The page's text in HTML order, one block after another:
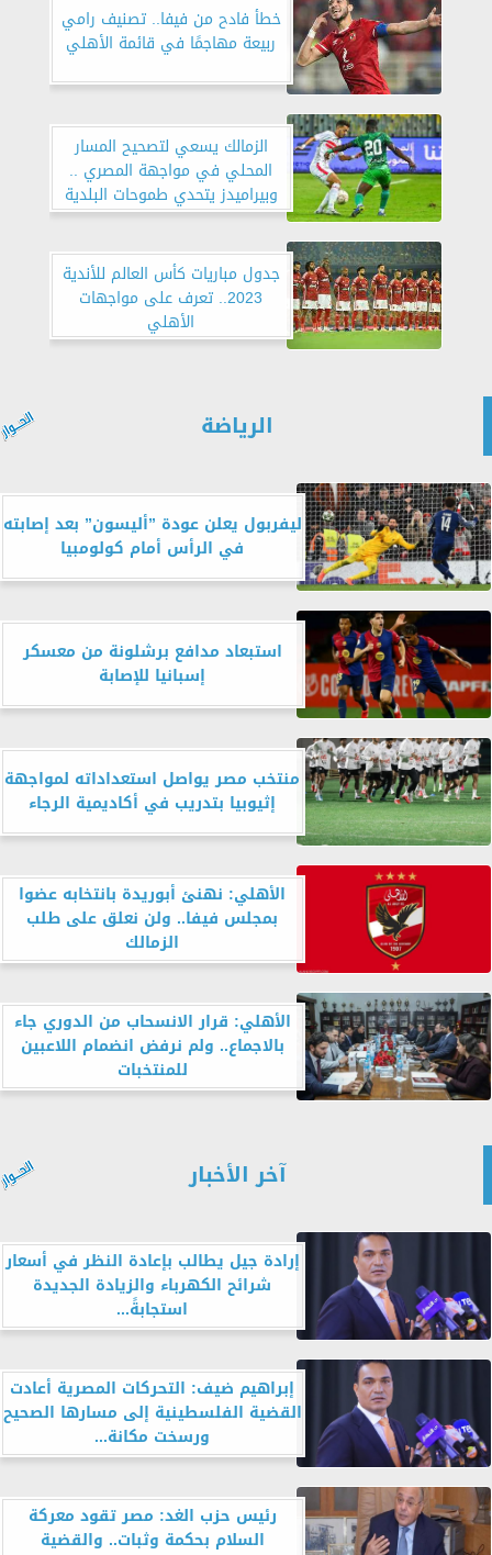
خطأ فادح من فيفا.. تصنيف رامي
ربيعة مهاجمًا في قائمة الأهلي
الزمالك يسعي لتصحيح المسار
المحلي في مواجهة المصري ..
وبيراميدز يتحدي طموحات البلدية
بالدوري المصري
جدول مباريات كأس العالم للأندية
2023.. تعرف على مواجهات
الأهلي
الرياضة
ليفربول يعلن عودة ”أليسون” بعد إصابته
في الرأس أمام كولومبيا
استبعاد مدافع برشلونة من معسكر
إسبانيا للإصابة
منتخب مصر يواصل استعداداته لمواجهة
إثيوبيا بتدريب في أكاديمية الرجاء
الأهلي: نهنئ أبوريدة بانتخابه عضوا
بمجلس فيفا.. ولن نعلق على طلب
الزمالك
الأهلي: قرار الانسحاب من الدوري جاء
بالاجماع.. ولم نرفض انضمام اللاعبين
للمنتخبات
آخر الأخبار
إرادة جيل يطالب بإعادة النظر في أسعار
شرائح الكهرباء والزيادة الجديدة
استجابةً...
إبراهيم ضيف: التحركات المصرية أعادت
القضية الفلسطينية إلى مسارها الصحيح
ورسخت مكانة...
رئيس حزب الغد: مصر تقود معركة
السلام بحكمة وثبات.. والقضية